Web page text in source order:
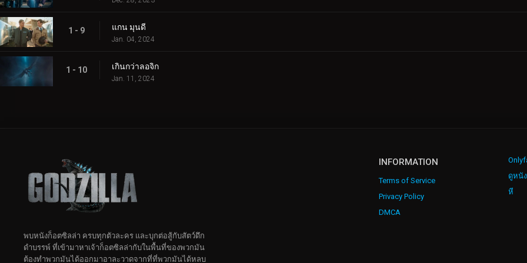
1 - 9 แกน มุนดี
Jan. 04, 2024
1 - 10 เกินกว่าลอจิก
Jan. 11, 2024
INFORMATION
Terms of Service
Privacy Policy
DMCA
ดูหนั
หี
พบหนังก็อตซิลล่า ครบทุกตัวละคร และบุกต่อสู้กับสัตว์ดึก
ดําบรรพ์ ที่เข้ามาหาเจ้าก็อตซิลล่ากับในพื้นที่ของพวกมัน
ต้องทำพวกมันได้ออกมาอาละวาดจากที่ที่พวกมันได้หลบ